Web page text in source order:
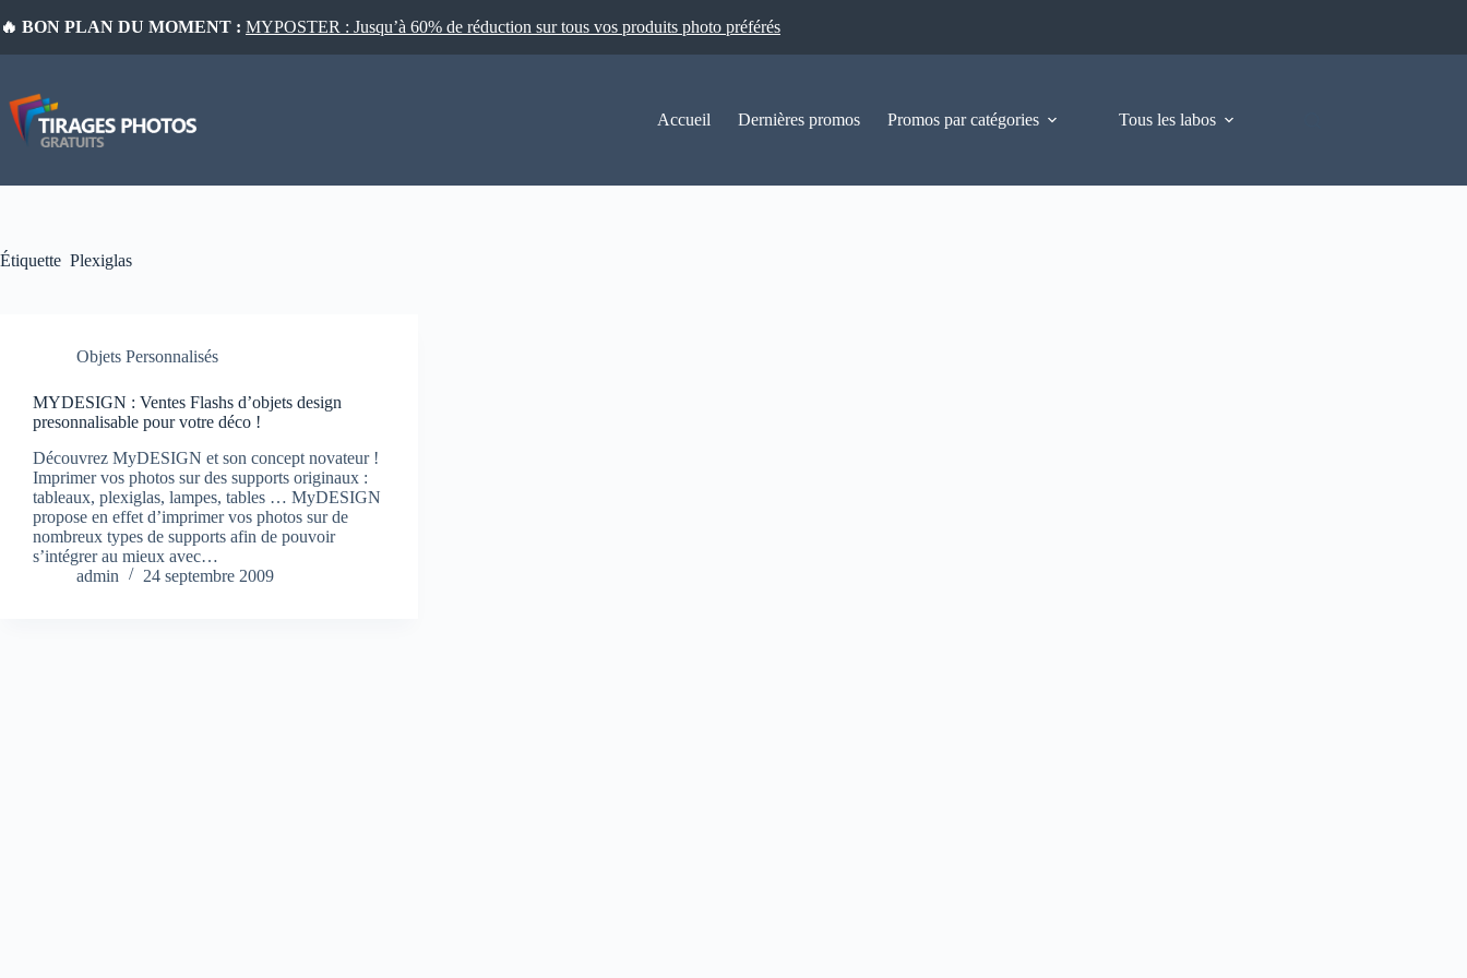
au
🔥 BON PLAN DU MOMENT : MYPOSTER : Jusqu’à 60% de réduction sur tous vos produits photo préférés
Accueil Dernières promos Promos par catégories Tous les labos
Étiquette Plexiglas
Objets Personnalisés
MYDESIGN : Ventes Flashs d’objets design
presonnalisable pour votre déco !
Découvrez MyDESIGN et son concept novateur !
Imprimer vos photos sur des supports originaux :
tableaux, plexiglas, lampes, tables … MyDESIGN
propose en effet d’imprimer vos photos sur de
nombreux types de supports afin de pouvoir
s’intégrer au mieux avec…
admin
24 septembre 2009